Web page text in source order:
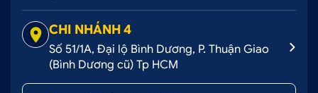
CHI NHÁNH 4
Số 51/1A, Đại lộ Bình Dương, P. Thuận Giao
(Bình Dương cũ) Tp HCM